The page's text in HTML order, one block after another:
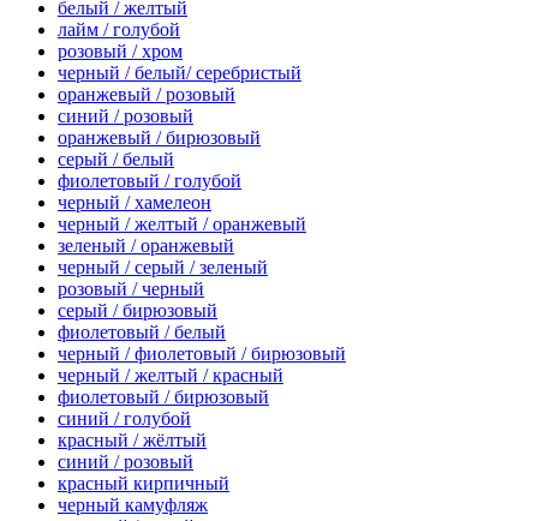
белый / желтый
лайм / голубой
розовый / хром
черный / белый/ серебристый
оранжевый / розовый
синий / розовый
оранжевый / бирюзовый
серый / белый
фиолетовый / голубой
черный / хамелеон
черный / желтый / оранжевый
зеленый / оранжевый
черный / серый / зеленый
розовый / черный
серый / бирюзовый
фиолетовый / белый
черный / фиолетовый / бирюзовый
черный / желтый / красный
фиолетовый / бирюзовый
синий / голубой
красный / жёлтый
синий / розовый
красный кирпичный
черный камуфляж